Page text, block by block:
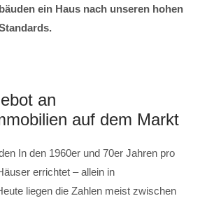
ein Haus nach unseren hohen
an
auf dem Markt
In den 1960er und 70er Jahren pro
errichtet – allein in
liegen die Zahlen meist zwischen